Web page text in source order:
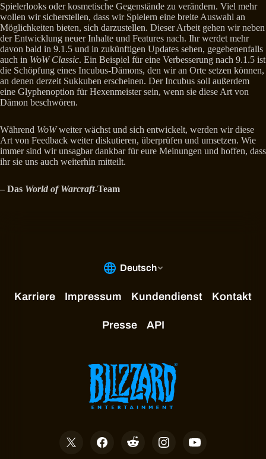
Spielerlooks oder kosmetische Gegenstände zu verändern. Viel mehr
wollen wir sicherstellen, dass wir Spielern eine breite Auswahl an
Möglichkeiten bieten, sich darzustellen. Dieser Arbeit gehen wir neben
der Entwicklung neuer Inhalte und Features nach. Ihr werdet mehr
davon bald in 9.1.5 und in zukünftigen Updates sehen, gegebenenfalls
auch in WoW Classic. Ein Beispiel für eine Verbesserung nach 9.1.5 ist
die Schöpfung eines Incubus-Dämons, den wir an Orte setzen können,
an denen derzeit Sukkuben erscheinen. Der Incubus soll außerdem
eine Glyphenoption für Hexenmeister sein, wenn sie diese Art von
Dämon beschwören.
Während WoWweiter wächst und sich entwickelt, werden wir diese
Art von Feedback weiter diskutieren, überprüfen und umsetzen. Wie
immer sind wir unsagbar dankbar für eure Meinungen und hoffen, dass
ihr sie uns auch weiterhin mitteilt.
– Das World of Warcraft-Team